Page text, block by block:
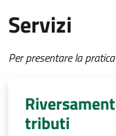
Servizi
Per presentare la
tributi